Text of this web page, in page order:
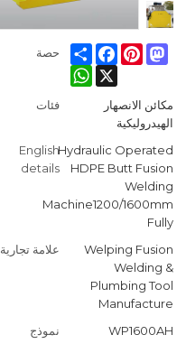
حصةShare
FacebookPinterest
Mastodon
WhatsApp
X
فئات
مكائن الانصهار
الهيدروليكية
English
details
Hydraulic Operated
HDPE Butt Fusion
Welding
Machine1200/1600mm
Fully
علامة تجارية
Welping Fusion
Welding &
Plumbing Tool
Manufacture
نموذج
WP1600AH